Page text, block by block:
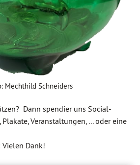
Mechthild Schneiders
Dann spendier uns Social-
Plakate, Veranstaltungen, ... oder eine
Vielen Dank!